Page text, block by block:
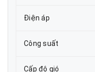
Điện áp
Công suất
Cấp độ gió